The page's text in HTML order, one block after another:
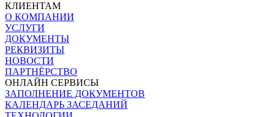
КЛИЕНТАМ
О КОМПАНИИ
УСЛУГИ
ДОКУМЕНТЫ
РЕКВИЗИТЫ
НОВОСТИ
ПАРТНЁРСТВО
ОНЛАЙН СЕРВИСЫ
ЗАПОЛНЕНИЕ ДОКУМЕНТОВ
КАЛЕНДАРЬ ЗАСЕДАНИЙ